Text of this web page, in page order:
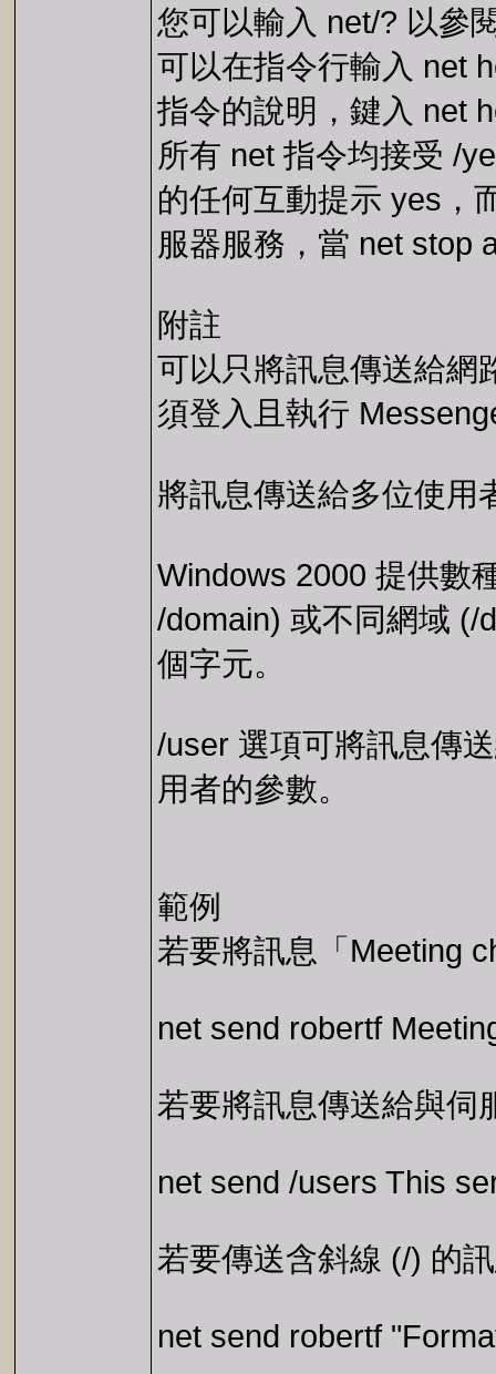
您可以輸入 net/? 以參
可以在指令行輸入 net
指令的說明，鍵入 net
所有 net 指令均接受 /
的任何互動提示 yes，
服器服務，當 net stop
附註
可以只將訊息傳送給網
須登入且執行
將訊息傳送給多位使用
Windows 2000 提供數
/domain) 或不同網域 (/
個字元。
/user 選項可將訊息傳
用者的參數。
範例
若要將訊息「Meeting
net send robertf
若要將訊息傳送給與伺
net send /users This
若要傳送含斜線 (/) 的
net send robertf